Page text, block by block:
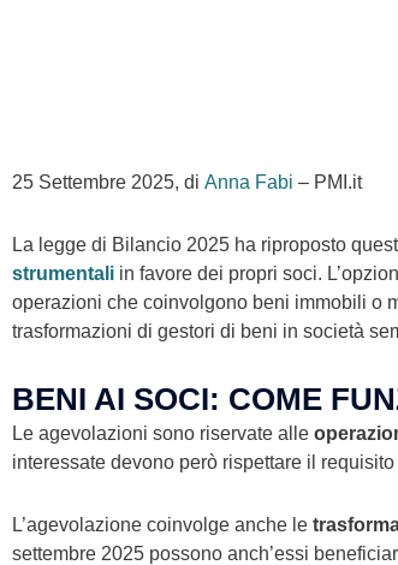
25 Settembre 2025, di Anna Fabi – PMI.it
La legge di Bilancio 2025 ha riproposto
strumentali in favore dei propri soci.
operazioni che coinvolgono beni immobili o
trasformazioni di gestori di beni in società
BENI AI SOCI: COME
Le agevolazioni sono riservate alle
interessate devono però rispettare il
L’agevolazione coinvolge anche le
settembre 2025 possono anch’essi